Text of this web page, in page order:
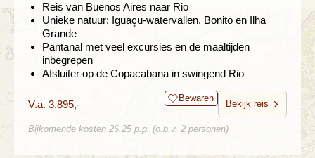
Reis van Buenos Aires naar Rio
Unieke natuur: Iguaçu-watervallen, Bonito en Ilha
Grande
Pantanal met veel excursies en de maaltijden
inbegrepen
Afsluiter op de Copacabana in swingend Rio
V.a. 3.895,- Bewaren
Bekijk reis
Bijkomende kosten 26,25 p.p. (o.b.v. 2 personen)